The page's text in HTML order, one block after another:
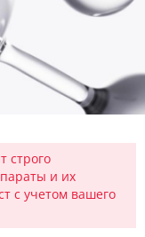
строго
и их
с учетом вашего